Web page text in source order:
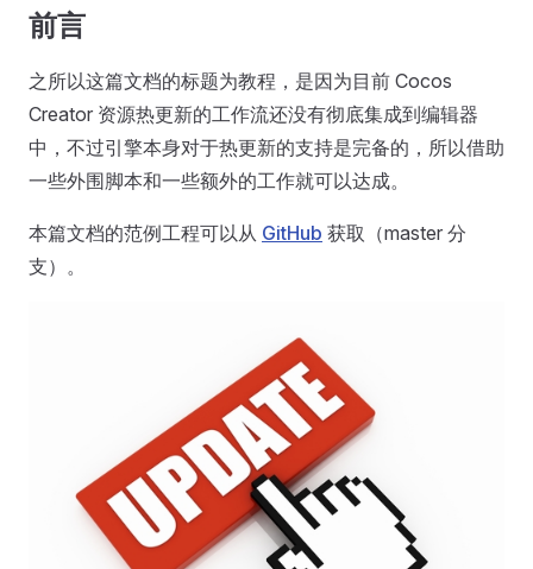
前言
之所以这篇文档的标题为教程，是因为目前 Cocos
Creator 资源热更新的工作流还没有彻底集成到编辑器
中，不过引擎本身对于热更新的支持是完备的，所以借助
一些外围脚本和一些额外的工作就可以达成。
本篇文档的范例工程可以从 GitHub 获取（master 分
支）。